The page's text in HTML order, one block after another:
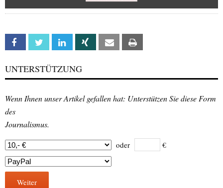
Facebook Twitter Linkedin Xing Email
UNTERSTÜTZUNG
Wenn Ihnen unser Artikel gefallen hat: Unterstützen Sie diese Form
des
Journalismus.
oder €
Weiter